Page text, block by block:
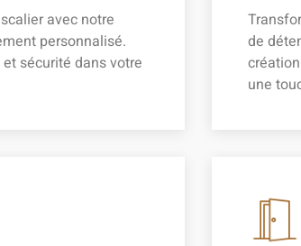
avec notre
personnalisé.
sécurité dans votre
de
une